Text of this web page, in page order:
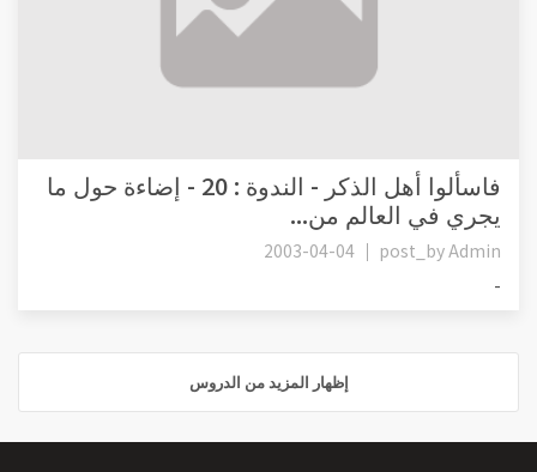
فاسألوا أهل الذكر - الندوة : 20 - إضاءة حول ما
يجري في العالم من...
post_byAdmin
2003-04-04
-
إظهار المزيد من الدروس